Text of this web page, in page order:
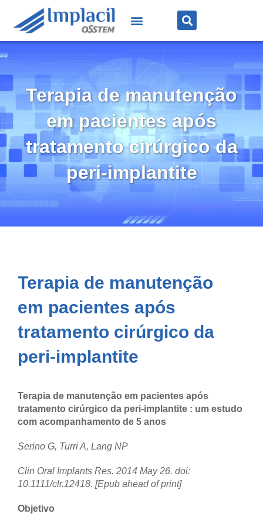
Terapia de manutenção
em pacientes após
tratamento cirúrgico da
peri-implantite
Terapia de manutenção
em pacientes após
tratamento cirúrgico da
peri-implantite
Terapia de manutenção em pacientes após
tratamento cirúrgico da peri-implantite : um estudo
com acompanhamento de 5 anos
Serino G, Turri A, Lang NP
Clin Oral Implants Res. 2014 May 26. doi:
10.1111/clr.12418. [Epub ahead of print]
Objetivo